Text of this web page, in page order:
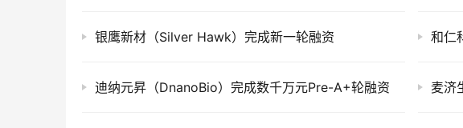
银鹰新材（Silver Hawk）完成新一轮融资 和仁
迪纳元昇（DnanoBio）完成数千万元Pre-A+轮融资 麦济